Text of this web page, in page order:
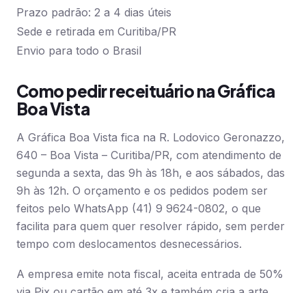
Prazo padrão: 2 a 4 dias úteis
Sede e retirada em Curitiba/PR
Envio para todo o Brasil
Como pedir receituário na Gráfica
Boa Vista
A Gráfica Boa Vista fica na R. Lodovico Geronazzo,
640 – Boa Vista – Curitiba/PR, com atendimento de
segunda a sexta, das 9h às 18h, e aos sábados, das
9h às 12h. O orçamento e os pedidos podem ser
feitos pelo WhatsApp (41) 9 9624-0802, o que
facilita para quem quer resolver rápido, sem perder
tempo com deslocamentos desnecessários.
A empresa emite nota fiscal, aceita entrada de 50%